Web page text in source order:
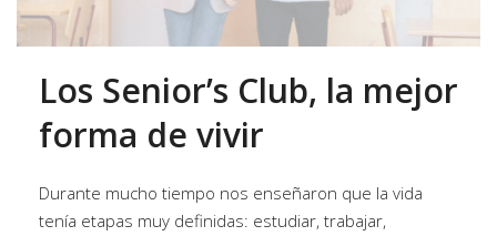
Los Senior’s Club, la mejor
forma de vivir
Durante mucho tiempo nos enseñaron que la vida
tenía etapas muy definidas: estudiar, trabajar,